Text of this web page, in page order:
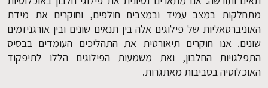
מתחלקות במצב עמיד ובמצבים חולפים, וחוקרים את מידת
האוניברסאליות של פילוגים אלה בין תנאים שונים ובין אורגניזמים
שונים. אנו חוקרים תיאורטית את התהליכים העומדים בבסיס
התפלגויות החלבון, ואת משמעות הפילוגים הללו לתיפקוד
האוכלוסיה בסביבות מאתגרות.